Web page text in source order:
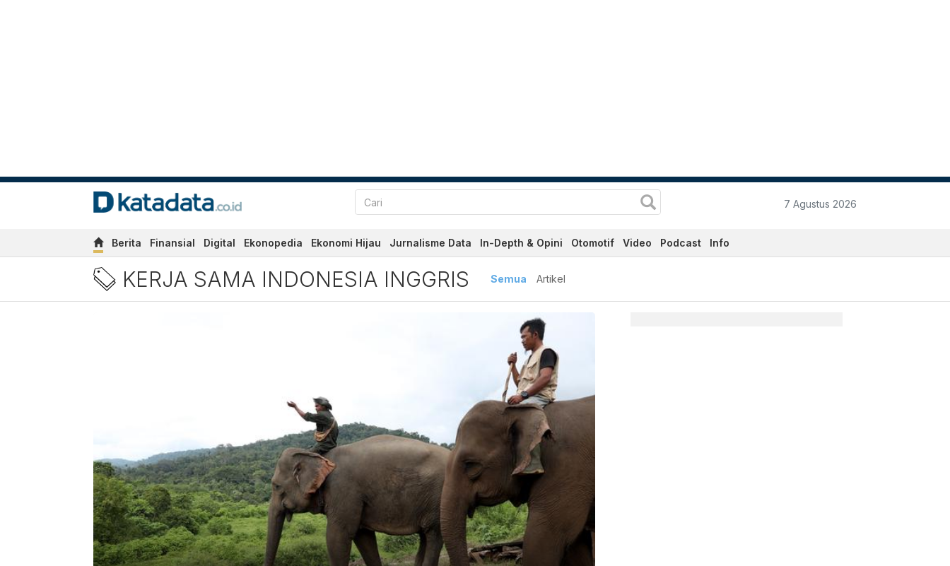
7 Agustus 2026
Berita Finansial Digital Ekonopedia Ekonomi Hijau Jurnalisme Data In-Depth & Opini Otomotif Video Podcast Info
Kerja Sama Indonesia Inggris
KERJA SAMA INDONESIA INGGRIS Semua Artikel